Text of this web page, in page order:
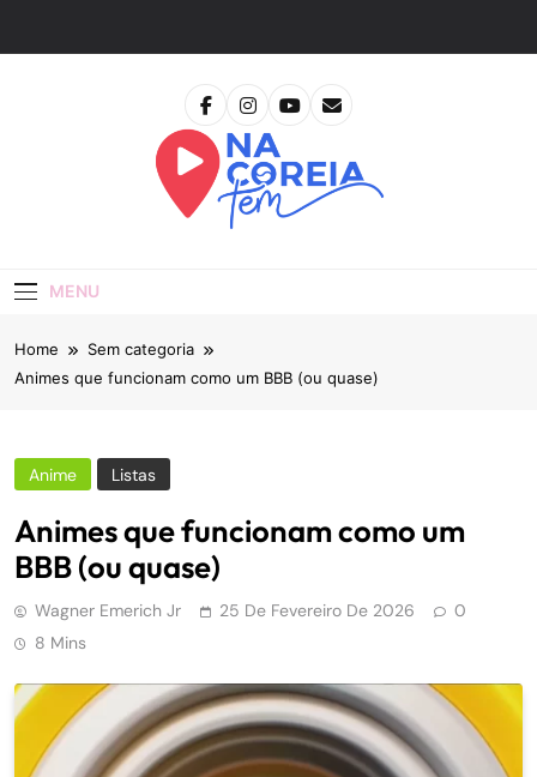
MENU
Home
Sem categoria
Animes que funcionam como um BBB (ou quase)
Anime Listas
Animes que funcionam como um
BBB (ou quase)
Wagner Emerich Jr 25 De Fevereiro De 2026
0
8 Mins